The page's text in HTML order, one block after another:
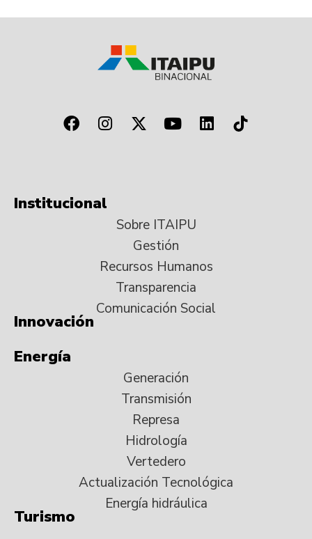
Institucional
Sobre ITAIPU
Gestión
Recursos Humanos
Transparencia
Comunicación Social
Innovación
Energía
Generación
Transmisión
Represa
Hidrología
Vertedero
Actualización Tecnológica
Energía hidráulica
Turismo